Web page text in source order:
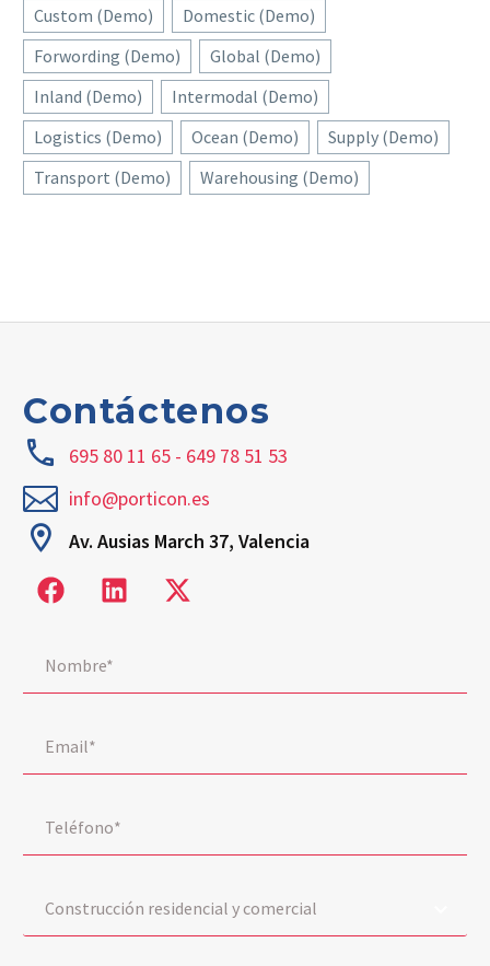
Custom (Demo)
Domestic (Demo)
Forwording (Demo)
Global (Demo)
Inland (Demo)
Intermodal (Demo)
Logistics (Demo)
Ocean (Demo)
Supply (Demo)
Transport (Demo)
Warehousing (Demo)
Contáctenos
695 80 11 65 - 649 78 51 53
info@porticon.es
Av. Ausias March 37, Valencia
Construcción residencial y comercial